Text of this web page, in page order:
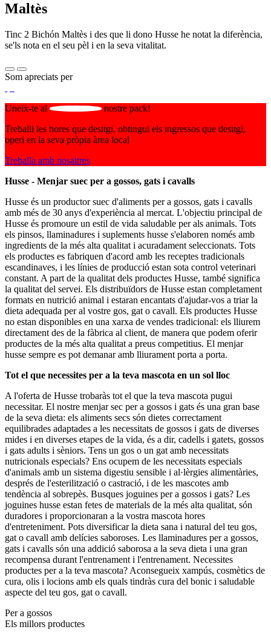
Maltès
Tinc 2 Bichón Maltès i des que li dono Husse he notat la diferència,
se'ls nota en el seu pèl i en la seva vitalitat.
Som apreciats per
Uneix-te al
nostre pack!
Treballi les hores que desitgi, obtingui els ingressos que desitgi,
operi en la seva pròpia àrea local
Treballa amb nosaltres
Husse - Menjar suec per a gossos, gats i cavalls
Husse és un productor suec d'aliments per a gossos, gats i cavalls
amb més de 30 anys d'experiència al mercat. L'objectiu principal de
Husse és promoure un estil de vida saludable per als animals. Tots
els pinsos, llaminadures i suplements husse s'elaboren només amb
ingredients de la més alta qualitat i acuradament seleccionats. Tots
els productes es fabriquen d'acord amb les receptes tradicionals
escandinaves, i les línies de producció estan sota control veterinari
constant. A part de la qualitat dels productes Husse, també significa
la qualitat del servei. Els distribuïdors de Husse estan completament
formats en nutrició animal i estaran encantats d'ajudar-vos a triar la
dieta adequada per al vostre gos, gat o cavall. Els productes Husse
no estan disponibles en una xarxa de vendes tradicional: els lliurem
directament des de la fàbrica al client, de manera que podem oferir
productes de la més alta qualitat a preus competitius. El menjar
husse sempre es pot demanar amb lliurament porta a porta.
Tot el que necessites per a la teva mascota en un sol lloc
A l'oferta de Husse trobaràs tot el que la teva mascota pugui
necessitar. El nostre menjar sec per a gossos i gats és una gran base
de la seva dieta: els aliments secs són dietes correctament
equilibrades adaptades a les necessitats de gossos i gats de diverses
mides i en diverses etapes de la vida, és a dir, cadells i gatets, gossos
i gats adults i sèniors. Tens un gos o un gat amb necessitats
nutricionals especials? Ens ocupem de les necessitats especials
d'animals amb un sistema digestiu sensible i al·lèrgies alimentàries,
després de l'esterilització o castració, i de les mascotes amb
tendència al sobrepès. Busques joguines per a gossos i gats? Les
joguines husse estan fetes de materials de la més alta qualitat, són
duradores i proporcionaran a la vostra mascota hores
d'entreteniment. Pots diversificar la dieta sana i natural del teu gos,
gat o cavall amb delícies saboroses. Les llaminadures per a gossos,
gats i cavalls són una addició saborosa a la seva dieta i una gran
recompensa durant l'entrenament i l'entrenament. Necessites
productes per a la teva mascota? Aconsegueix xampús, cosmètics de
cura, olis i locions amb els quals tindràs cura del bonic i saludable
aspecte del teu gos, gat o cavall.
Per a gossos
Els millors productes